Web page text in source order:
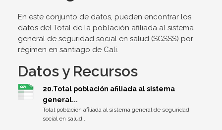
En este conjunto de datos, pueden encontrar los
datos del Total de la población afiliada al sistema
general de seguridad social en salud (SGSSS) por
régimen en santiago de Cali.
Datos y Recursos
20.Total población afiliada al sistema
general...
Total población afiliada al sistema general de seguridad
social en salud...